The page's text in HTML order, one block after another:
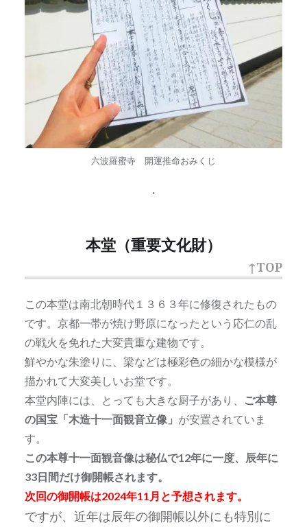
六波羅蜜寺 開運推命おみくじ
・
本堂（重要文化財）
↑TOP
この本堂は南北朝時代１３６３年に修復されたもの
です。京都一帯が焼け野原になったという応仁の乱
の戦火を免れた大変貴重な建物です。
鮮やかな朱塗りに、梁などは極彩色の細かな模様が
描かれて大変美しいお堂です。
本堂内陣には、とっても大きな厨子があり、
ご本尊
の国宝「木造十一面観音立像」 が安置されていま
す。
この本尊十一面観音像は秘仏で12年に一度、辰年に
33日間だけ御開帳されます。
次回の御開帳は2024年11月と予想されます。
ですが、近年は辰年の御開帳以外にも特別に